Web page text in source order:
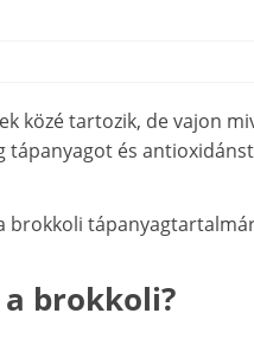
közé tartozik, de vajon
és
brokkoli?